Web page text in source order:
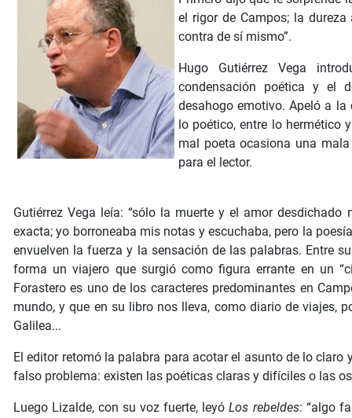
el rigor de Campos; la
contra de sí mismo”.
Hugo Gutiérrez Vega
condensación poética y el
desahogo emotivo. Apeló a
lo poético, entre lo hermético
mal poeta ocasiona una
para el lector.
Gutiérrez Vega leía: “sólo la muerte y el amor desdichado
exacta; yo borroneaba mis notas y escuchaba, pero la
envuelven la fuerza y la sensación de las palabras. Entre
forma un viajero que surgió como figura errante en un
Forastero es uno de los caracteres predominantes en
mundo, y que en su libro nos lleva, como diario de viajes,
Galilea...
El editor retomó la palabra para acotar el asunto de lo claro
falso problema: existen las poéticas claras y difíciles o las
Luego Lizalde, con su voz fuerte, leyóLos rebeldes: “algo